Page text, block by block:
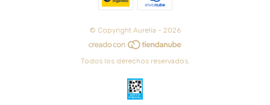
© Copyright Aurelia - 2026
Todos los derechos reservados.